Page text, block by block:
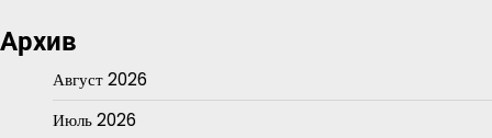
Архив
Август 2026
Июль 2026